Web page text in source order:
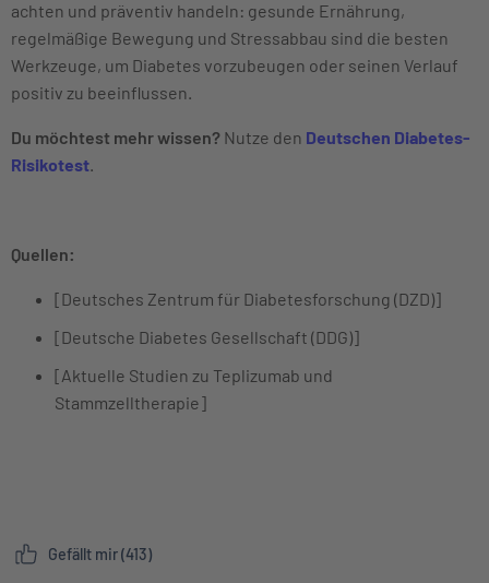
achten und präventiv handeln: gesunde Ernährung,
regelmäßige Bewegung und Stressabbau sind die besten
Werkzeuge, um Diabetes vorzubeugen oder seinen Verlauf
positiv zu beeinflussen.
Du möchtest mehr wissen? Nutze den Deutschen Diabetes-
Risikotest
Quellen:
[Deutsches Zentrum für Diabetesforschung (DZD)]
[Deutsche Diabetes Gesellschaft (DDG)]
[Aktuelle Studien zu Teplizumab und
Stammzelltherapie]
Gefällt mir (413)